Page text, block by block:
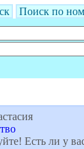
Поиск по
Есть ли у